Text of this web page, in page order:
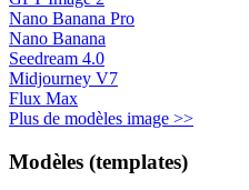
Nano Banana Pro
Nano Banana
Seedream 4.0
Midjourney V7
Flux Max
Plus de modèles image >>
Modèles (templates)